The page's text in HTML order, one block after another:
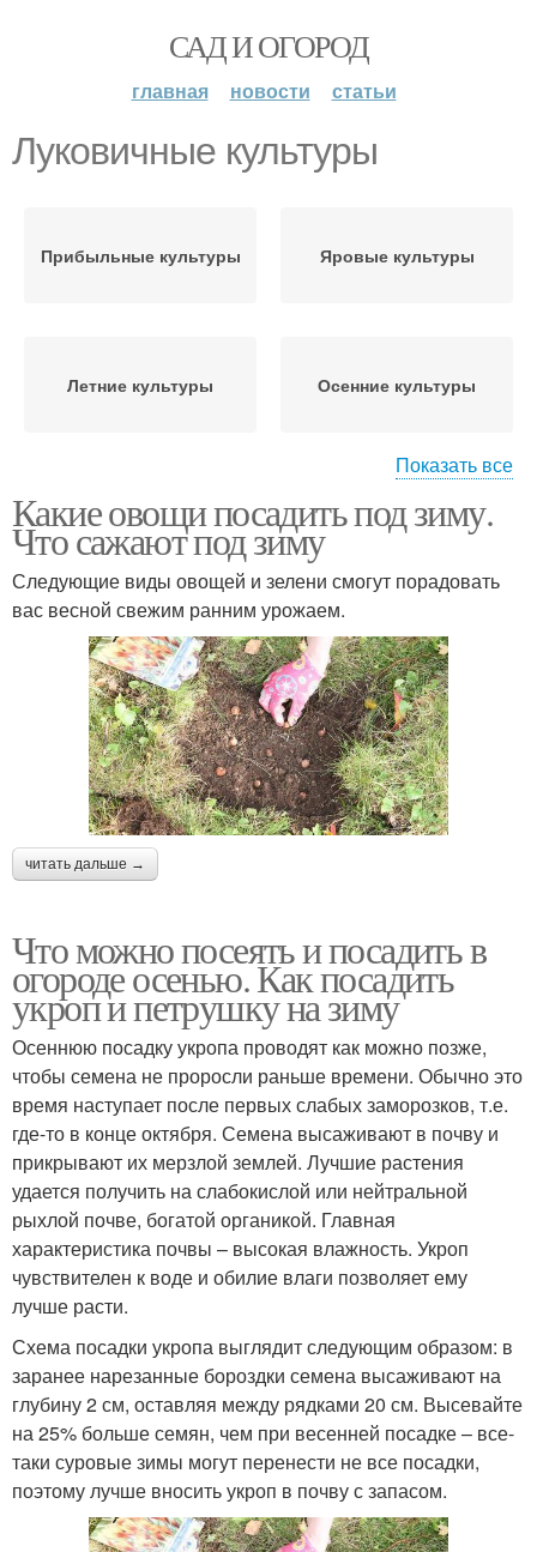
САД И ОГОРОД
главная новости статьи
Луковичные культуры
Прибыльные культуры Яровые культуры
Летние культуры Осенние культуры
Озимые культуры
культуры
весеннего земледелия
культуры
Культуры к зиме
Мелколуковичные
культуры
Пряноароматические
Показать все
Какие овощи посадить под зиму.
Что сажают под зиму
Следующие виды овощей и зелени смогут порадовать
вас весной свежим ранним урожаем.
читать дальше →
Что можно посеять и посадить в
огороде осенью. Как посадить
укроп и петрушку на зиму
Осеннюю посадку укропа проводят как можно позже,
чтобы семена не проросли раньше времени. Обычно это
время наступает после первых слабых заморозков, т.е.
где-то в конце октября. Семена высаживают в почву и
прикрывают их мерзлой землей. Лучшие растения
удается получить на слабокислой или нейтральной
рыхлой почве, богатой органикой. Главная
характеристика почвы – высокая влажность. Укроп
чувствителен к воде и обилие влаги позволяет ему
лучше расти.
Схема посадки укропа выглядит следующим образом: в
заранее нарезанные бороздки семена высаживают на
глубину 2 см, оставляя между рядками 20 см. Высевайте
на 25% больше семян, чем при весенней посадке – все-
таки суровые зимы могут перенести не все посадки,
поэтому лучше вносить укроп в почву с запасом.